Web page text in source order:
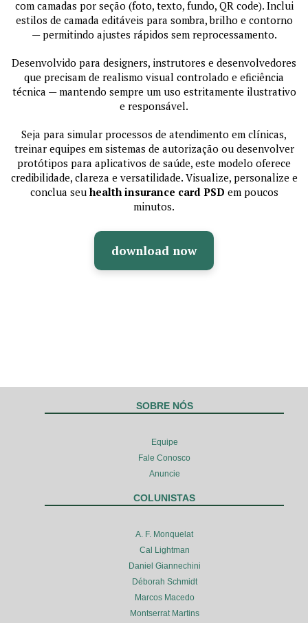
com camadas por seção (foto, texto, fundo, QR code). Inclui
estilos de camada editáveis para sombra, brilho e contorno
— permitindo ajustes rápidos sem reprocessamento.
Desenvolvido para designers, instrutores e desenvolvedores
que precisam de realismo visual controlado e eficiência
técnica — mantendo sempre um uso estritamente ilustrativo
e responsável.
Seja para simular processos de atendimento em clínicas,
treinar equipes em sistemas de autorização ou desenvolver
protótipos para aplicativos de saúde, este modelo oferece
credibilidade, clareza e versatilidade. Visualize, personalize e
conclua seu health insurance card PSD em poucos
minutos.
download now
SOBRE NÓS
Equipe
Fale Conosco
Anuncie
COLUNISTAS
A. F. Monquelat
Cal Lightman
Daniel Giannechini
Déborah Schmidt
Marcos Macedo
Montserrat Martins